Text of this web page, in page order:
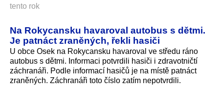
tento rok
Na Rokycansku havaroval autobus s dětmi.
Je patnáct zraněných, řekli hasiči
U obce Osek na Rokycansku havaroval ve středu ráno
autobus s dětmi. Informaci potvrdili hasiči i zdravotničtí
záchranáři. Podle informací hasičů je na místě patnáct
zraněných. Záchranáři toto číslo zatím nepotvrdili.